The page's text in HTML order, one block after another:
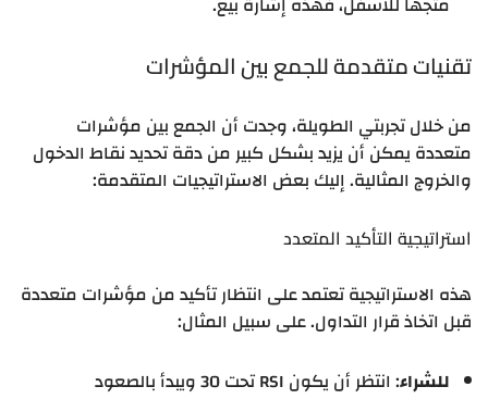
تقنيات متقدمة للجمع بين المؤشرات
من خلال تجربتي الطويلة، وجدت أن الجمع بين مؤشرات
متعددة يمكن أن يزيد بشكل كبير من دقة تحديد نقاط الدخول
والخروج المثالية. إليك بعض الاستراتيجيات المتقدمة:
استراتيجية التأكيد المتعدد
هذه الاستراتيجية تعتمد على انتظار تأكيد من مؤشرات متعددة
قبل اتخاذ قرار التداول. على سبيل المثال:
للشراء: انتظر أن يكون RSI تحت 30 ويبدأ بالصعود